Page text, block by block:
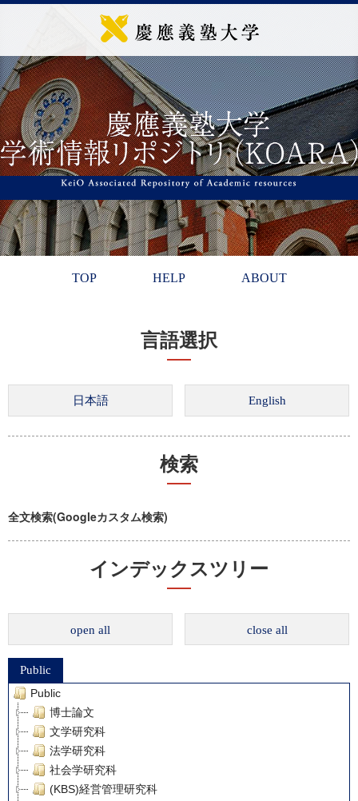
TOP HELP ABOUT
言語選択
検索
全文検索(Googleカスタム検索)
インデックスツリー
open all close all
Public
Public
博士論文
文学研究科
法学研究科
社会学研究科
(KBS)経営管理研究科